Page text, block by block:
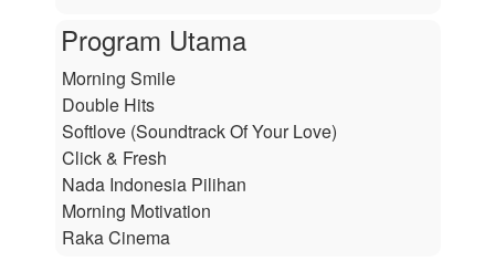
Program Utama
Morning Smile
Double Hits
Softlove (Soundtrack Of Your Love)
Click & Fresh
Nada Indonesia Pilihan
Morning Motivation
Raka Cinema